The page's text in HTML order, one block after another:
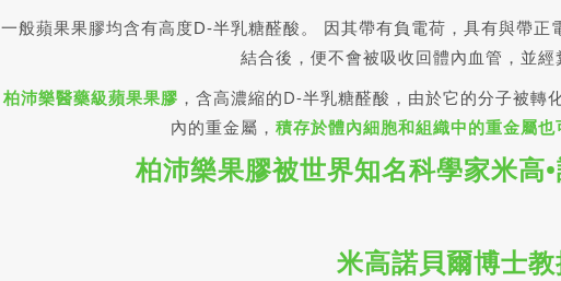
一般蘋果果膠均含有高度D-半乳糖醛酸。 因其帶有負電荷，具有與帶正
結合後，便不會被吸收回體內血管，並經
柏沛樂醫藥級蘋果果膠 ，含高濃縮的D-半乳糖醛酸，由於它的分子被
內的重金屬， 積存於體內細胞和組織中的重金屬
柏沛樂果膠被世界知名科學家米高
米高諾貝爾博士